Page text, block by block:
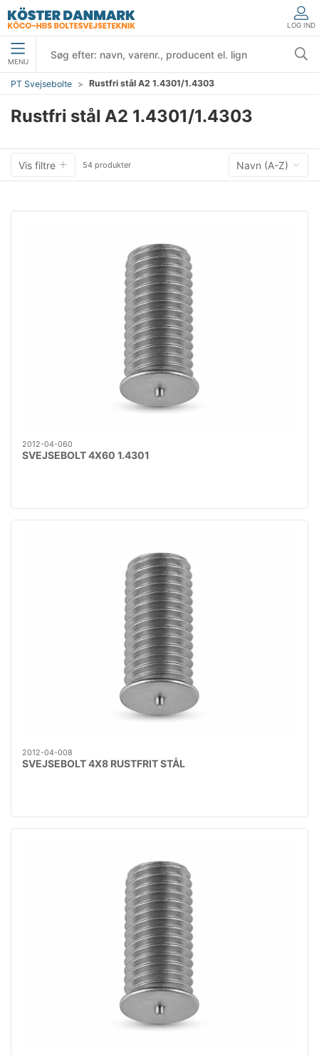
LOG IND
MENU
PT Svejsebolte Rustfri stål A2 1.4301/1.4303
Rustfri stål A2 1.4301/1.4303
Vis filtre 54 produkter Navn (A-Z)
2012-04-060
SVEJSEBOLT 4X60 1.4301
2012-04-008
SVEJSEBOLT 4X8 RUSTFRIT STÅL